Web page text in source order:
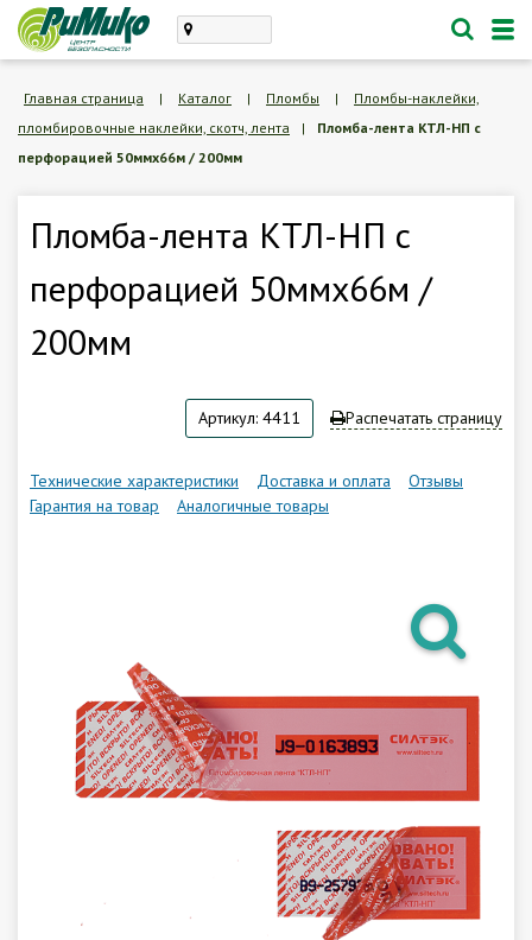
Каталог
проектирование, монтаж
техническое обслуживание
Корзина /
Заказать обратный звонок
О компании
Доставка и оплата
Контакты
Главная страница | Каталог | Пломбы |
Пломбы-наклейки,
пломбировочные наклейки, скотч, лента
|
Пломба-лента КТЛ-НП с
перфорацией 50ммх66м / 200мм
Пломба-лента КТЛ-НП с
перфорацией 50ммх66м /
200мм
Артикул: 4411 Распечатать страницу
Технические характеристики Доставка и оплата
Отзывы
Гарантия на товар
Аналогичные товары